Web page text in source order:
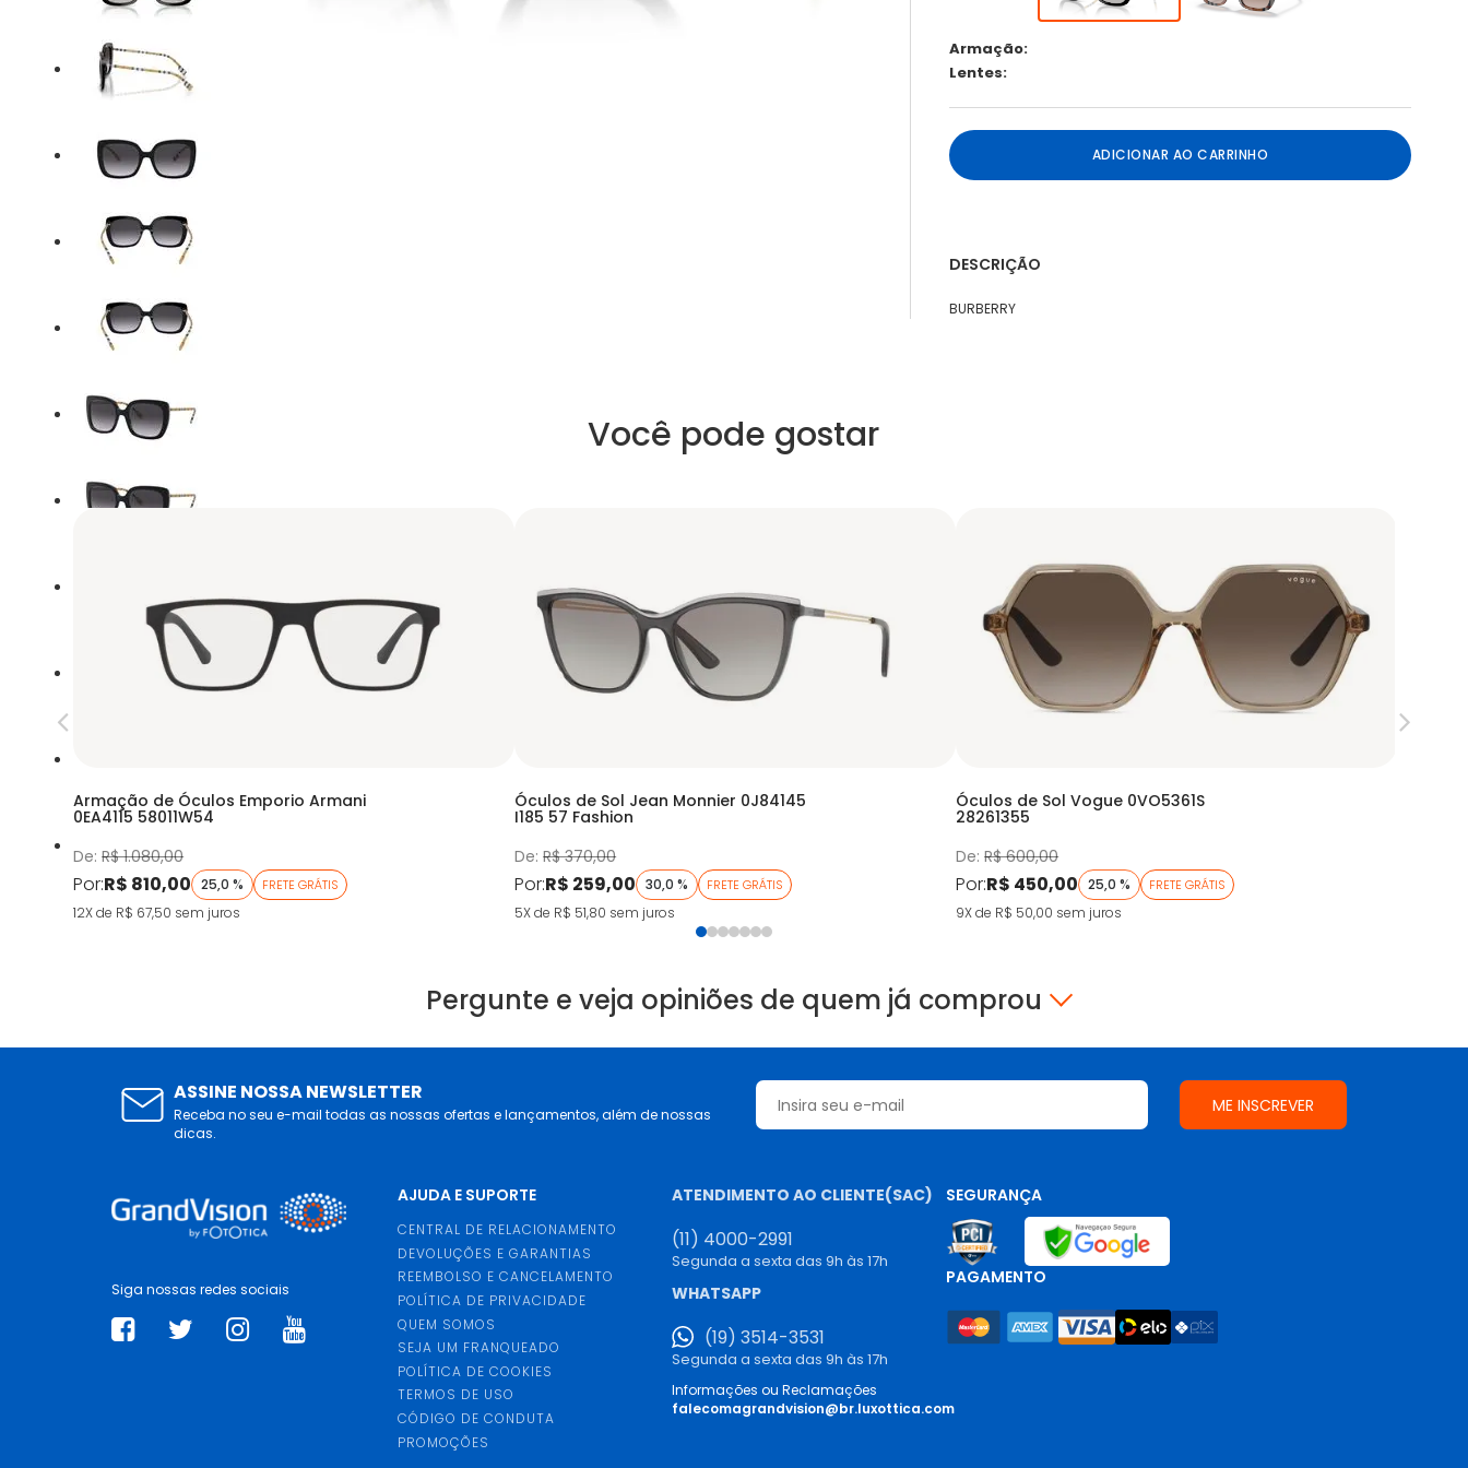
Armação:
Lentes:
ADICIONAR AO CARRINHO
DESCRIÇÃO
BURBERRY
Você pode gostar
Armação de Óculos Emporio Armani
0EA4115 58011W54
De:R$ 1.080,00
Por:R$ 810,00 25,0 % FRETE GRÁTIS
12X de R$ 67,50 sem juros
Óculos de Sol Jean Monnier 0J84145
I185 57 Fashion
De:R$ 370,00
Por:R$ 259,00 30,0 % FRETE GRÁTIS
5X de R$ 51,80 sem juros
Óculos de Sol Vogue 0VO5361S
28261355
De:R$ 600,00
Por:R$ 450,00 25,0 % FRETE GRÁTIS
9X de R$ 50,00 sem juros
Pergunte e veja opiniões de quem já comprou
ASSINE NOSSA NEWSLETTER
Receba no seu e-mail todas as nossas ofertas e lançamentos, além de nossas
dicas.
Siga nossas redes sociais
AJUDA E SUPORTE
CENTRAL DE RELACIONAMENTO
DEVOLUÇÕES E GARANTIAS
REEMBOLSO E CANCELAMENTO
POLÍTICA DE PRIVACIDADE
QUEM SOMOS
SEJA UM FRANQUEADO
POLÍTICA DE COOKIES
TERMOS DE USO
CÓDIGO DE CONDUTA
PROMOÇÕES
ATENDIMENTO AO CLIENTE(SAC)
(11) 4000-2991
Segunda a sexta das 9h às 17h
WHATSAPP
(19) 3514-3531
Segunda a sexta das 9h às 17h
Informações ou Reclamações
falecomagrandvision@br.luxottica.com
SEGURANÇA
PAGAMENTO